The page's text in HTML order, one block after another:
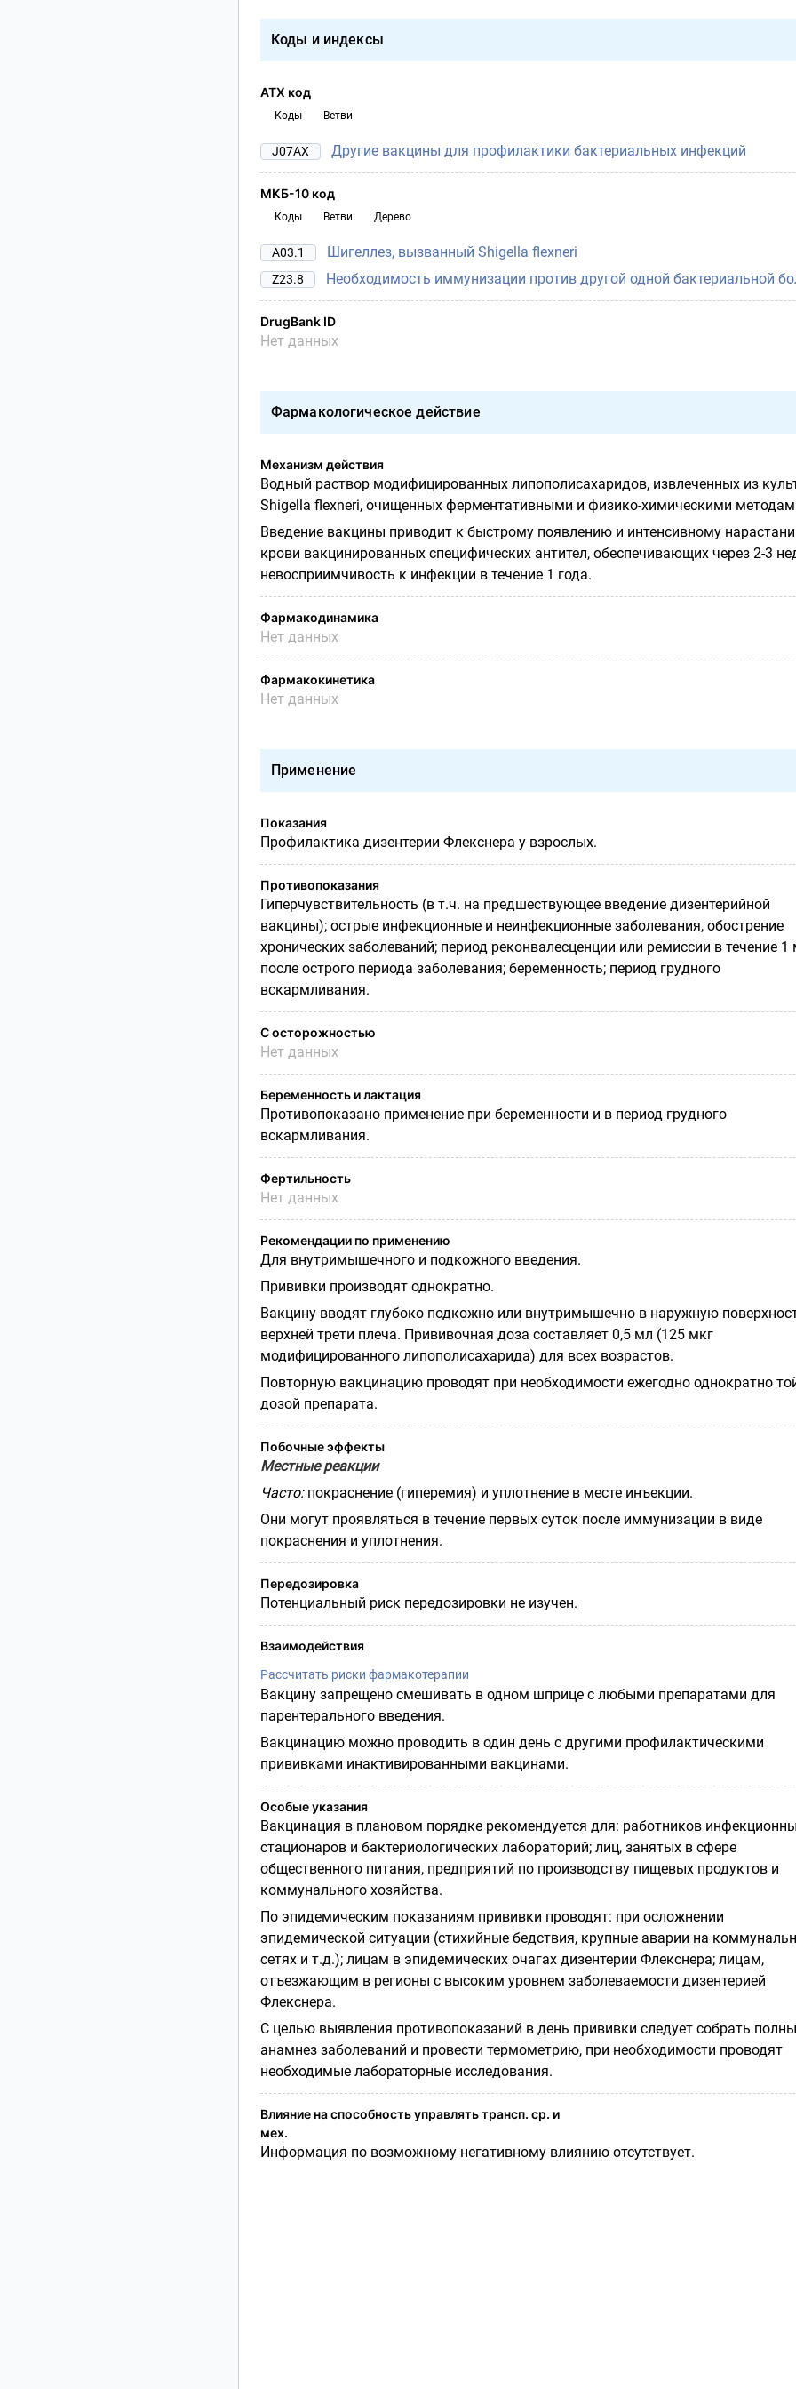
Коды и индексы
АТХ код
Коды Ветви
J07AX Другие вакцины для профилактики бактериальных инфекций
МКБ-10 код
Коды Ветви Дерево
A03.1 Шигеллез, вызванный Shigella flexneri
Z23.8 Необходимость иммунизации против другой одной бактериальной
DrugBank ID
Нет данных
Фармакологическое действие
Механизм действия
Водный раствор модифицированных липополисахаридов, извлеченных из
Shigella flexneri, очищенных ферментативными и физико-химическими
Введение вакцины приводит к быстрому появлению и интенсивному
крови вакцинированных специфических антител, обеспечивающих через 2-3
невосприимчивость к инфекции в течение 1 года.
Фармакодинамика
Нет данных
Фармакокинетика
Нет данных
Применение
Показания
Профилактика дизентерии Флекснера у взрослых.
Противопоказания
Гиперчувствительность (в т.ч. на предшествующее введение дизентерийной
вакцины); острые инфекционные и неинфекционные заболевания, обострение
хронических заболеваний; период реконвалесценции или ремиссии в течение 1
после острого периода заболевания; беременность; период грудного
вскармливания.
С осторожностью
Нет данных
Беременность и лактация
Противопоказано применение при беременности и в период грудного
вскармливания.
Фертильность
Нет данных
Рекомендации по применению
Для внутримышечного и подкожного введения.
Прививки производят однократно.
Вакцину вводят глубоко подкожно или внутримышечно в наружную
верхней трети плеча. Прививочная доза составляет 0,5 мл (125 мкг
модифицированного липополисахарида) для всех возрастов.
Повторную вакцинацию проводят при необходимости ежегодно однократно
дозой препарата.
Побочные эффекты
Местные реакции
Часто:покраснение (гиперемия) и уплотнение в месте инъекции.
Они могут проявляться в течение первых суток после иммунизации в виде
покраснения и уплотнения.
Передозировка
Потенциальный риск передозировки не изучен.
Взаимодействия
Рассчитать риски фармакотерапии
Вакцину запрещено смешивать в одном шприце с любыми препаратами для
парентерального введения.
Вакцинацию можно проводить в один день с другими профилактическими
прививками инактивированными вакцинами.
Особые указания
Вакцинация в плановом порядке рекомендуется для: работников
стационаров и бактериологических лабораторий; лиц, занятых в сфере
общественного питания, предприятий по производству пищевых продуктов и
коммунального хозяйства.
По эпидемическим показаниям прививки проводят: при осложнении
эпидемической ситуации (стихийные бедствия, крупные аварии на
сетях и т.д.); лицам в эпидемических очагах дизентерии Флекснера; лицам,
отъезжающим в регионы с высоким уровнем заболеваемости дизентерией
Флекснера.
С целью выявления противопоказаний в день прививки следует собрать
анамнез заболеваний и провести термометрию, при необходимости проводят
необходимые лабораторные исследования.
Влияние на способность управлять трансп. ср. и
мех.
Информация по возможному негативному влиянию отсутствует.